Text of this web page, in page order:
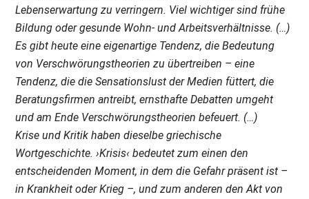
Lebenserwartung zu verringern. Viel wichtiger sind frühe
Bildung oder gesunde Wohn- und Arbeitsverhältnisse. (…)
Es gibt heute eine eigenartige Tendenz, die Bedeutung
von Verschwörungstheorien zu übertreiben – eine
Tendenz, die die Sensationslust der Medien füttert, die
Beratungsfirmen antreibt, ernsthafte Debatten umgeht
und am Ende Verschwörungstheorien befeuert. (…)
Krise und Kritik haben dieselbe griechische
Wortgeschichte. ›Krisis‹ bedeutet zum einen den
entscheidenden Moment, in dem die Gefahr präsent ist –
in Krankheit oder Krieg –, und zum anderen den Akt von